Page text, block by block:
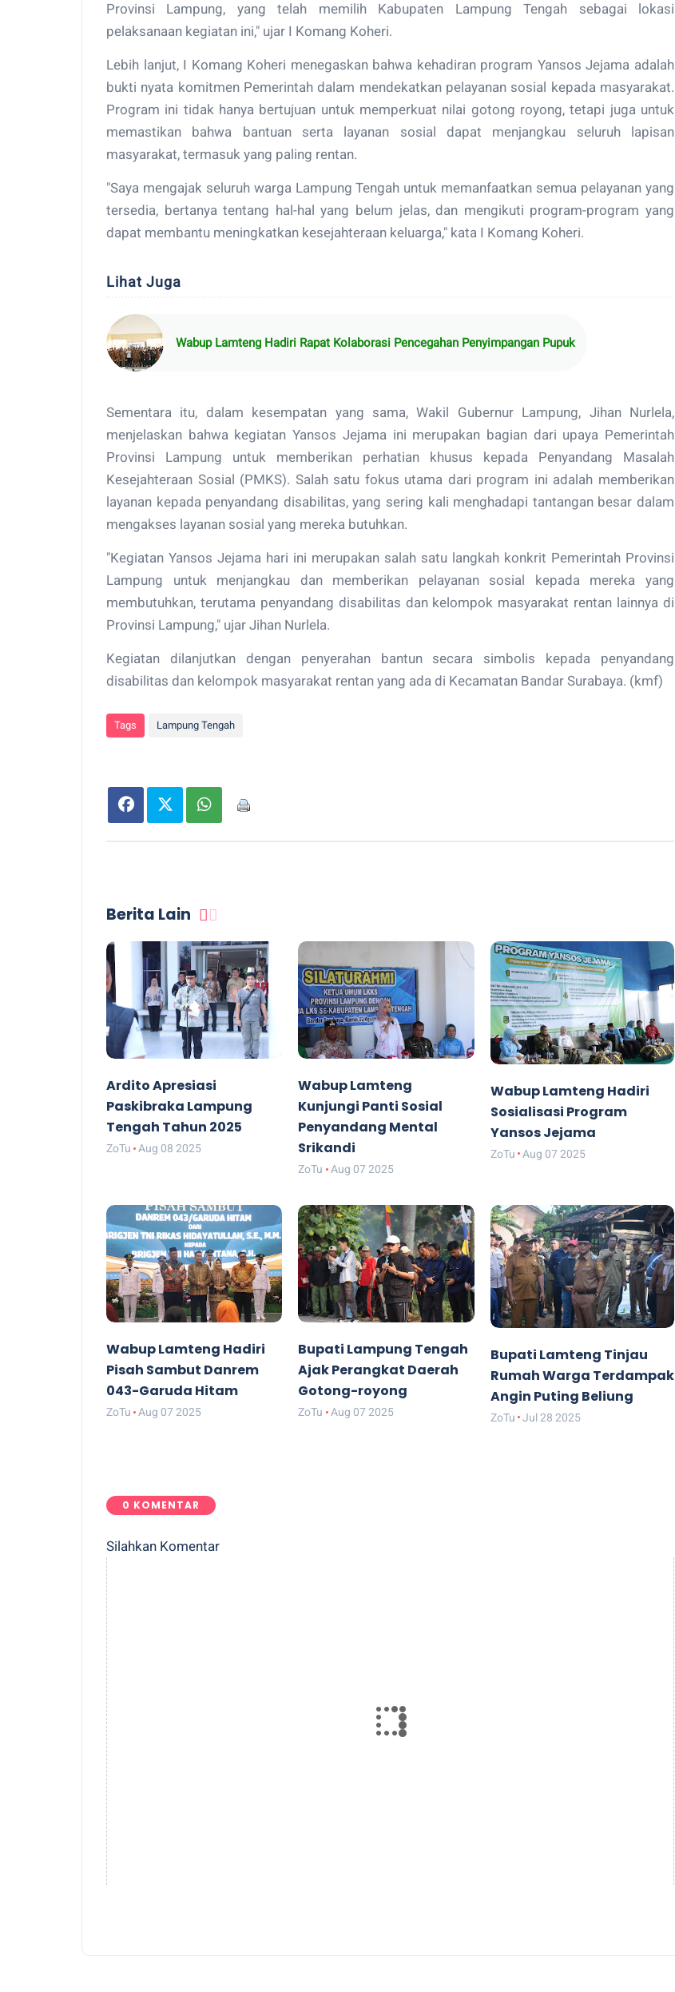
Provinsi Lampung, yang telah memilih Kabupaten Lampung Tengah sebagai lokasi
pelaksanaan kegiatan ini," ujar I Komang Koheri.
Lebih lanjut, I Komang Koheri menegaskan bahwa kehadiran program Yansos Jejama adalah
bukti nyata komitmen Pemerintah dalam mendekatkan pelayanan sosial kepada masyarakat.
Program ini tidak hanya bertujuan untuk memperkuat nilai gotong royong, tetapi juga untuk
memastikan bahwa bantuan serta layanan sosial dapat menjangkau seluruh lapisan
masyarakat, termasuk yang paling rentan.
"Saya mengajak seluruh warga Lampung Tengah untuk memanfaatkan semua pelayanan yang
tersedia, bertanya tentang hal-hal yang belum jelas, dan mengikuti program-program yang
dapat membantu meningkatkan kesejahteraan keluarga," kata I Komang Koheri.
Lihat Juga
Wabup Lamteng Hadiri Rapat Kolaborasi Pencegahan Penyimpangan Pupuk
Sementara itu, dalam kesempatan yang sama, Wakil Gubernur Lampung, Jihan Nurlela,
menjelaskan bahwa kegiatan Yansos Jejama ini merupakan bagian dari upaya Pemerintah
Provinsi Lampung untuk memberikan perhatian khusus kepada Penyandang Masalah
Kesejahteraan Sosial (PMKS). Salah satu fokus utama dari program ini adalah memberikan
layanan kepada penyandang disabilitas, yang sering kali menghadapi tantangan besar dalam
mengakses layanan sosial yang mereka butuhkan.
"Kegiatan Yansos Jejama hari ini merupakan salah satu langkah konkrit Pemerintah Provinsi
Lampung untuk menjangkau dan memberikan pelayanan sosial kepada mereka yang
membutuhkan, terutama penyandang disabilitas dan kelompok masyarakat rentan lainnya di
Provinsi Lampung," ujar Jihan Nurlela.
Kegiatan dilanjutkan dengan penyerahan bantun secara simbolis kepada penyandang
disabilitas dan kelompok masyarakat rentan yang ada di Kecamatan Bandar Surabaya. (kmf)
Tags Lampung Tengah
Berita Lain
Ardito Apresiasi
Paskibraka Lampung
Tengah Tahun 2025
ZoTu Aug 08 2025
Wabup Lamteng
Kunjungi Panti Sosial
Penyandang Mental
Srikandi
ZoTu Aug 07 2025
Wabup Lamteng Hadiri
Sosialisasi Program
Yansos Jejama
ZoTu Aug 07 2025
Wabup Lamteng Hadiri
Pisah Sambut Danrem
043-Garuda Hitam
ZoTu Aug 07 2025
Bupati Lampung Tengah
Ajak Perangkat Daerah
Gotong-royong
ZoTu Aug 07 2025
Bupati Lamteng Tinjau
Rumah Warga Terdampak
Angin Puting Beliung
ZoTu Jul 28 2025
0 KOMENTAR
Silahkan Komentar